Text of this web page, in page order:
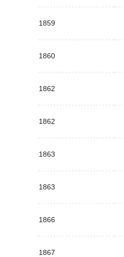
1859
1860
1862
1862
1863
1863
1866
1867